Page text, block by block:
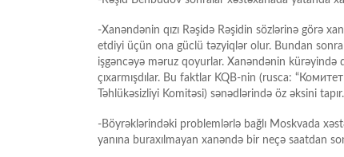
-Xanəndənin qızı Rəşidə Rəşidin sözlərinə görə
etdiyi üçün ona güclü təzyiqlər olur. Bundan sonra
işgəncəyə məruz qoyurlar. Xanəndənin kürəyində
çıxarmışdılar. Bu faktlar KQB-nin (rusca:
Təhlükəsizliyi Komitəsi) sənədlərində öz əksini tapır.
-Böyrəklərindəki problemlərlə bağlı Moskvada
yanına buraxılmayan xanəndə bir neçə saatdan